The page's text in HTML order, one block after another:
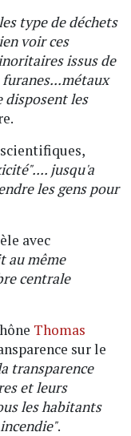
type de déchets
voir ces
issus de
disposent les
jusqu'a
les gens pour
avec
au même
centrale
Thomas
sur le
transparence
et leurs
les habitants
.